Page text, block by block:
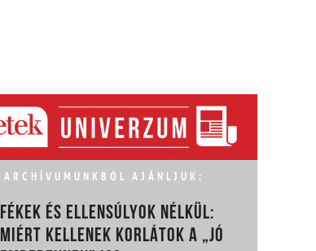
ARCHÍVUMUNKBÓL AJÁNLJUK:
FÉKEK ÉS ELLENSÚLYOK NÉLKÜL:
MIÉRT KELLENEK KORLÁTOK A „JÓ